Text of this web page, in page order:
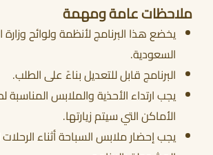
ملاحظات عامة ومهمة
يخضع هذا البرنامج لأنظمة ولوائح وزارة
السعودية.
البرنامج قابل للتعديل بناءً على الطلب.
يجب ارتداء الأحذية والملابس المناسبة
الأماكن التي سيتم زيارتها.
يجب إحضار ملابس السباحة أثناء الرحلات